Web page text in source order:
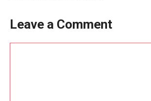
Leave a Comment